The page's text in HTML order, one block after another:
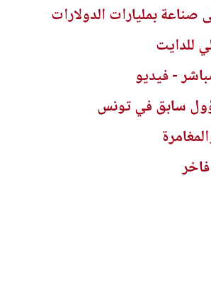
بمليارات الدولارات
للدايت
- فيديو
سابق في تونس